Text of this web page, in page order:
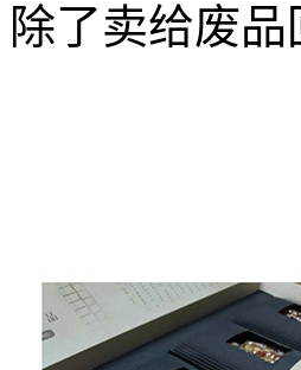
除了卖给废